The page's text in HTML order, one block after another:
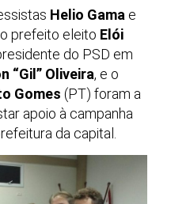
Helio Gama e
prefeito eleito Elói
do PSD em
“Gil” Oliveira, e o
Gomes (PT) foram a
apoio à campanha
da capital.